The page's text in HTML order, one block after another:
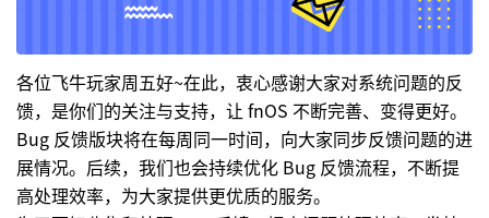
各位飞牛玩家周五好~在此，衷心感谢大家对系统问题的反
馈，是你们的关注与支持，让 fnOS 不断完善、变得更好。
Bug 反馈版块将在每周同一时间，向大家同步反馈问题的进
展情况。后续，我们也会持续优化 Bug 反馈流程，不断提
高处理效率，为大家提供更优质的服务。